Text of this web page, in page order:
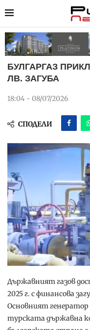
БУЛГАРГАЗ
ЛВ. ЗАГУБА
18:04 - 08/07/2026
СПОДЕЛИ
Държавният газов
2025 г. с финансова
Основният генератор
турската държавна